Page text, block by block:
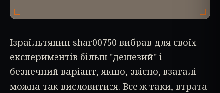
Ізраїльтянин shar00750 вибрав для своїх
експериментів більш "дешевий" і
безпечний варіант, якщо, звісно, взагалі
можна так висловитися. Все ж таки, втрата